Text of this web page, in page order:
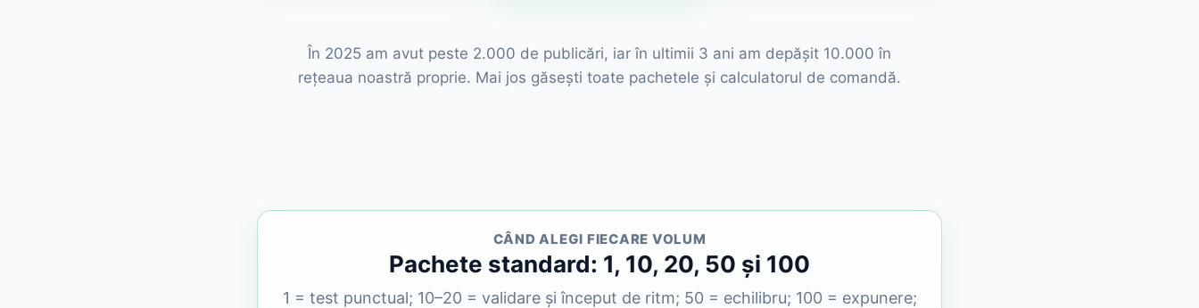
În 2025 am avut peste 2.000 de publicări, iar în ultimii 3 ani am depășit 10.000 în
rețeaua noastră proprie. Mai jos găsești toate pachetele și calculatorul de comandă.
CÂND ALEGI FIECARE VOLUM
Pachete standard: 1, 10, 20, 50 și 100
1 = test punctual; 10–20 = validare și început de ritm; 50 = echilibru; 100 = expunere;